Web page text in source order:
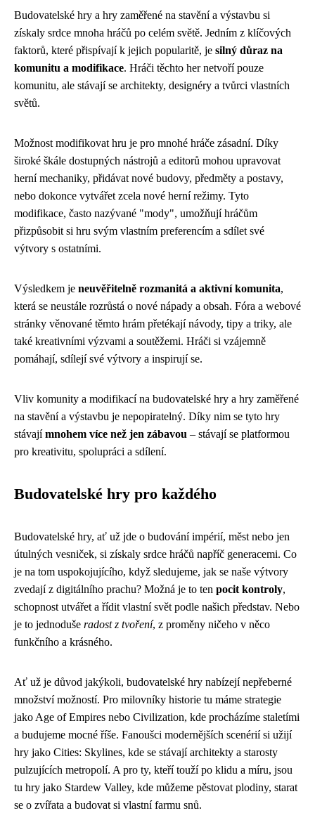
Budovatelské hry a hry zaměřené na stavění a výstavbu si
získaly srdce mnoha hráčů po celém světě. Jedním z klíčových
faktorů, které přispívají k jejich popularitě, je silný důraz na
komunitu a modifikace. Hráči těchto her netvoří pouze
komunitu, ale stávají se architekty, designéry a tvůrci vlastních
světů.
Možnost modifikovat hru je pro mnohé hráče zásadní. Díky
široké škále dostupných nástrojů a editorů mohou upravovat
herní mechaniky, přidávat nové budovy, předměty a postavy,
nebo dokonce vytvářet zcela nové herní režimy. Tyto
modifikace, často nazývané "mody", umožňují hráčům
přizpůsobit si hru svým vlastním preferencím a sdílet své
výtvory s ostatními.
Výsledkem je neuvěřitelně rozmanitá a aktivní komunita,
která se neustále rozrůstá o nové nápady a obsah. Fóra a webové
stránky věnované těmto hrám přetékají návody, tipy a triky, ale
také kreativními výzvami a soutěžemi. Hráči si vzájemně
pomáhají, sdílejí své výtvory a inspirují se.
Vliv komunity a modifikací na budovatelské hry a hry zaměřené
na stavění a výstavbu je nepopiratelný. Díky nim se tyto hry
stávajímnohem více než jen zábavou – stávají se platformou
pro kreativitu, spolupráci a sdílení.
Budovatelské hry pro každého
Budovatelské hry, ať už jde o budování impérií, měst nebo jen
útulných vesniček, si získaly srdce hráčů napříč generacemi. Co
je na tom uspokojujícího, když sledujeme, jak se naše výtvory
zvedají z digitálního prachu? Možná je to ten pocit kontroly,
schopnost utvářet a řídit vlastní svět podle našich představ. Nebo
je to jednoduše radost z tvoření, z proměny ničeho v něco
funkčního a krásného.
Ať už je důvod jakýkoli, budovatelské hry nabízejí nepřeberné
množství možností. Pro milovníky historie tu máme strategie
jako Age of Empires nebo Civilization, kde procházíme staletími
a budujeme mocné říše. Fanoušci modernějších scenérií si užijí
hry jako Cities: Skylines, kde se stávají architekty a starosty
pulzujících metropolí. A pro ty, kteří touží po klidu a míru, jsou
tu hry jako Stardew Valley, kde můžeme pěstovat plodiny, starat
se o zvířata a budovat si vlastní farmu snů.